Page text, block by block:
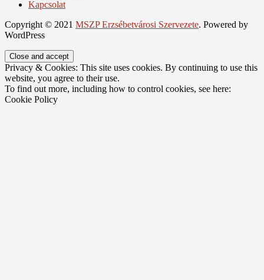
Kapcsolat
Copyright © 2021 MSZP Erzsébetvárosi Szervezete. Powered by
WordPress
Privacy & Cookies: This site uses cookies. By continuing to use this
website, you agree to their use.
To find out more, including how to control cookies, see here:
Cookie Policy